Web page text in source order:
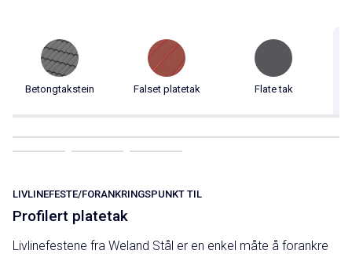
Betongtakstein Falset platetak Flate tak
LIVLINEFESTE/FORANKRINGSPUNKT TIL
Profilert platetak
Livlinefestene fra Weland Stål er en enkel måte å forankre